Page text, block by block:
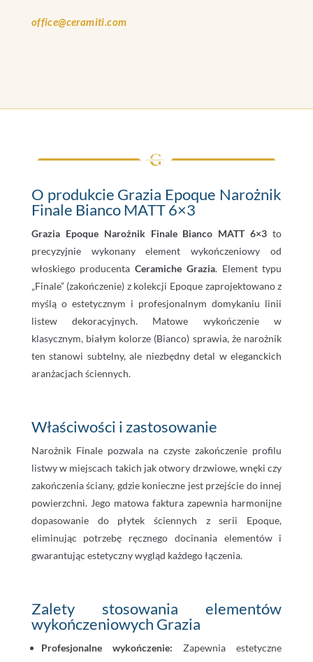
office@ceramiti.com
O produkcie Grazia Epoque Narożnik
Finale Bianco MATT 6×3
Grazia Epoque Narożnik Finale Bianco MATT 6×3 to
precyzyjnie wykonany element wykończeniowy od
włoskiego producentaCeramiche Grazia. Element typu
„Finale” (zakończenie) z kolekcji Epoque zaprojektowano z
myślą o estetycznym i profesjonalnym domykaniu linii
listew dekoracyjnych. Matowe wykończenie w
klasycznym, białym kolorze (Bianco) sprawia, że narożnik
ten stanowi subtelny, ale niezbędny detal w eleganckich
aranżacjach ściennych.
Właściwości i zastosowanie
Narożnik Finale pozwala na czyste zakończenie profilu
listwy w miejscach takich jak otwory drzwiowe, wnęki czy
zakończenia ściany, gdzie konieczne jest przejście do innej
powierzchni. Jego matowa faktura zapewnia harmonijne
dopasowanie do płytek ściennych z serii Epoque,
eliminując potrzebę ręcznego docinania elementów i
gwarantując estetyczny wygląd każdego łączenia.
Zalety stosowania elementów
wykończeniowych Grazia
Profesjonalne wykończenie: Zapewnia estetyczne